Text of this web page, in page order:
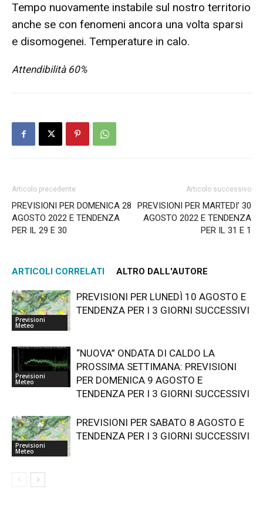
Tempo nuovamente instabile sul nostro territorio
anche se con fenomeni ancora una volta sparsi
e disomogenei. Temperature in calo.
Attendibilità 60%
Articolo precedente
PREVISIONI PER DOMENICA 28
AGOSTO 2022 E TENDENZA
PER IL 29 E 30
Articolo successivo
PREVISIONI PER MARTEDI’ 30
AGOSTO 2022 E TENDENZA
PER IL 31 E 1
ARTICOLI CORRELATI ALTRO DALL'AUTORE
Previsioni
Meteo
PREVISIONI PER LUNEDÌ 10 AGOSTO E
TENDENZA PER I 3 GIORNI SUCCESSIVI
Previsioni
Meteo
“NUOVA” ONDATA DI CALDO LA
PROSSIMA SETTIMANA: PREVISIONI
PER DOMENICA 9 AGOSTO E
TENDENZA PER I 3 GIORNI SUCCESSIVI
Previsioni
Meteo
PREVISIONI PER SABATO 8 AGOSTO E
TENDENZA PER I 3 GIORNI SUCCESSIVI